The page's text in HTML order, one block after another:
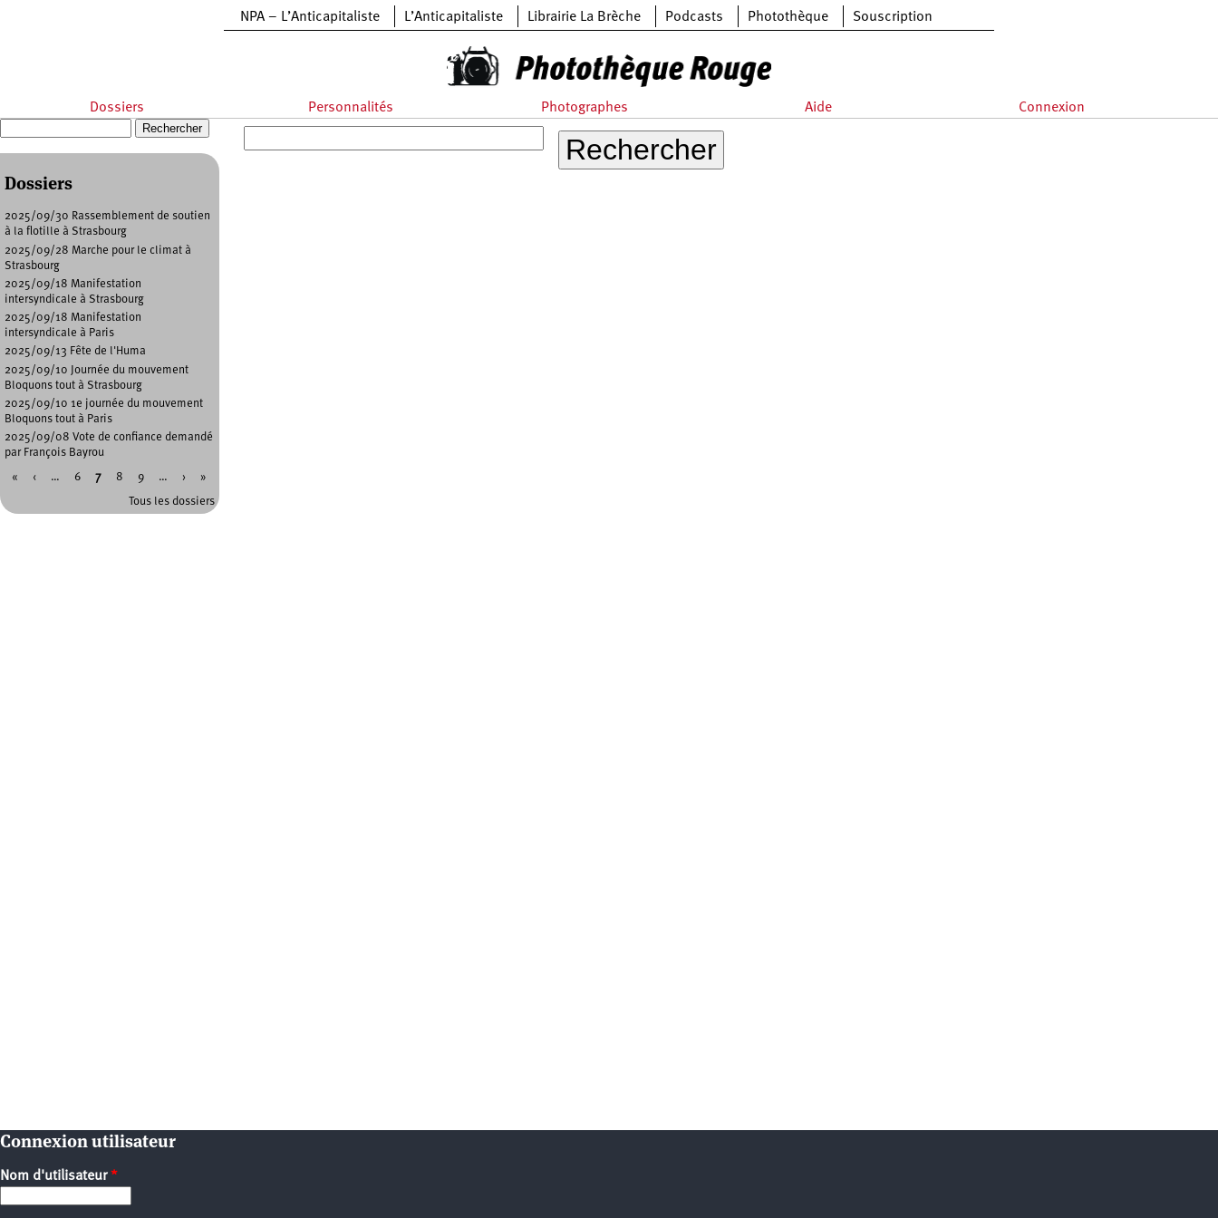
NPA – L’Anticapitaliste L’Anticapitaliste Librairie La Brèche Podcasts Photothèque Souscription
Dossiers Personnalités Photographes Aide Connexion
Formulaire de recherche
Dossiers
2025/09/30 Rassemblement de soutien
à la flotille à Strasbourg
2025/09/28 Marche pour le climat à
Strasbourg
2025/09/18 Manifestation
intersyndicale à Strasbourg
2025/09/18 Manifestation
intersyndicale à Paris
2025/09/13 Fête de l'Huma
2025/09/10 Journée du mouvement
Bloquons tout à Strasbourg
2025/09/10 1e journée du mouvement
Bloquons tout à Paris
2025/09/08 Vote de confiance demandé
par François Bayrou
« ‹ … 6 7 8 9 … › »
Tous les dossiers
Connexion utilisateur
Nom d'utilisateur*